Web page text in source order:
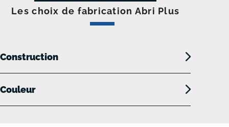
Les choix de fabrication Abri Plus
Construction
Couleur